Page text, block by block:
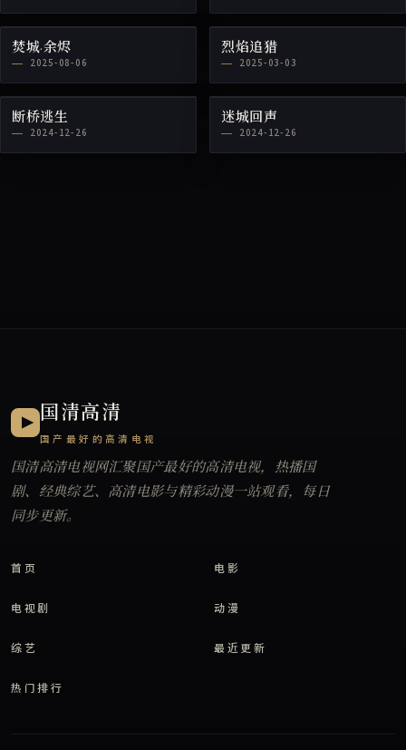
焚城·余烬
2025-08-06
烈焰追猎
2025-03-03
断桥逃生
2024-12-26
迷城回声
2024-12-26
国清高清
国产最好的高清电视
国清高清电视网汇聚国产最好的高清电视，热播国
剧、经典综艺、高清电影与精彩动漫一站观看，每日
同步更新。
首页 电影
电视剧 动漫
综艺 最近更新
热门排行